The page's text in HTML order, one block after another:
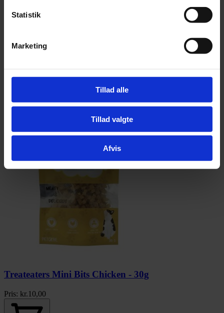
Statistik
Marketing
Tillad alle
Tillad valgte
Afvis
ESSENTIAL THE SILENT SHADOW kattegodbid
30,00
Tilføj til kurv
Treateaters Mini Bits Chicken - 30g
Pris: kr.10,00